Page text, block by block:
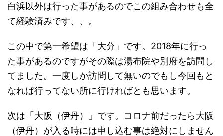
白浜以外は行った事があるのでこの組み合わせも全
て経験済みです、、。
この中で第一希望は「大分」です。2018年に行っ
た事があるのですがその際は湯布院や別府を訪問し
てました。一度しか訪問して無いのでもし今回もと
なれば行ってない所に行ければとも思います。
次は「大阪（伊丹）」です。コロナ前だったら大阪
（伊丹）が入る時には申し込む事は絶対にしません